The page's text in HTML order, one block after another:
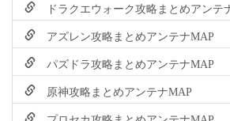
ドラクエウォーク攻略まとめアンテ
アズレン攻略まとめアンテナMAP
パズドラ攻略まとめアンテナMAP
原神攻略まとめアンテナMAP
プロセカ攻略まとめアンテナMAP